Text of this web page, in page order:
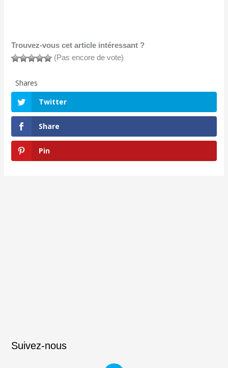
Trouvez-vous cet article intéressant ?
(Pas encore de vote)
Shares
Twitter
Share
Pin
Suivez-nous